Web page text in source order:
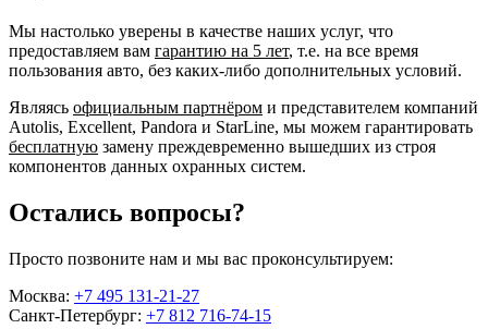
Мы настолько уверены в качестве наших услуг, что
предоставляем вам гарантию на 5 лет, т.е. на все время
пользования авто, без каких-либо дополнительных условий.
Являясь официальным партнёром и представителем компаний
Autolis, Excellent, Pandora и StarLine, мы можем гарантировать
бесплатную замену преждевременно вышедших из строя
компонентов данных охранных систем.
Остались вопросы?
Просто позвоните нам и мы вас проконсультируем:
Москва: +7 495 131-21-27
Санкт-Петербург: +7 812 716-74-15